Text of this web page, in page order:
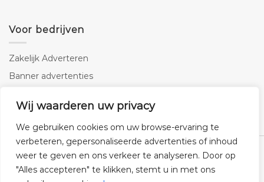
Wij waarderen uw privacy
We gebruiken cookies om uw browse-ervaring te
verbeteren, gepersonaliseerde advertenties of inhoud
weer te geven en ons verkeer te analyseren. Door op
"Alles accepteren" te klikken, stemt u in met ons
Voor bedrijven
Zakelijk Adverteren
Banner advertenties
SEO copywriting